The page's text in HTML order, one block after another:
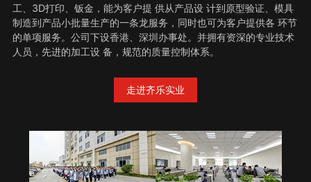
工、3D打印、钣金，能为客户提 供从产品设 计到原型验证、模具
制造到产品小批量生产的一条龙服务，同时也可为客户提供各 环节
的单项服务。公司下设香港、深圳办事处。并拥有资深的专业技术
人员，先进的加工设 备，规范的质量控制体系。
走进齐乐实业